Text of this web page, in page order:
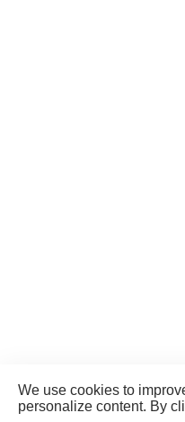
We use cookies to
personalize content. By